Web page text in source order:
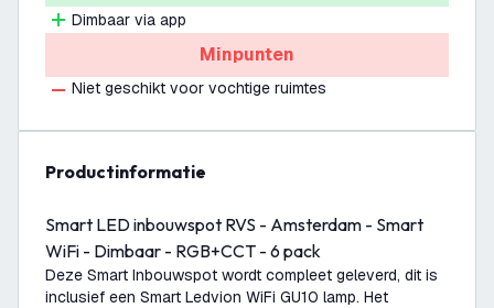
Dimbaar via app
Minpunten
Niet geschikt voor vochtige ruimtes
productinformatie
Smart LED inbouwspot RVS - Amsterdam - Smart
WiFi - Dimbaar - RGB+CCT - 6 pack
Deze Smart Inbouwspot wordt compleet geleverd, dit is
inclusief een Smart Ledvion WiFi GU10 lamp. Het